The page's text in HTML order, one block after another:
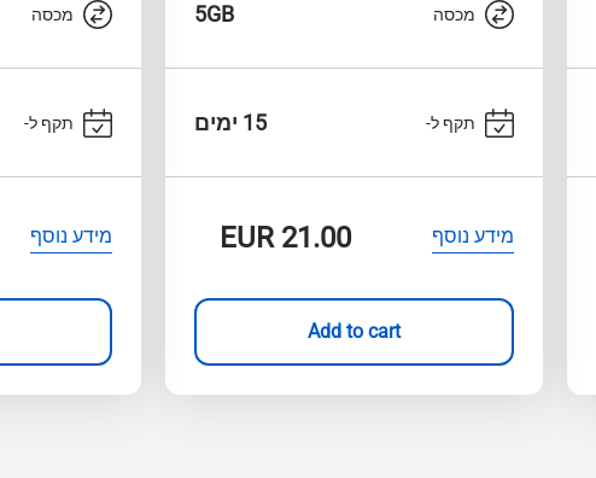
מכסה 5GB
תקף ל- 15 ימים
מידע נוסף EUR21.00
Add to cart
מכסה
תקף ל-
מידע נוסף